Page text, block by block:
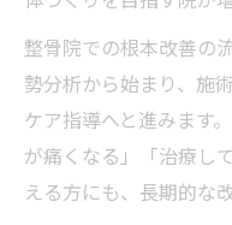
整骨院での根本改善の
勢分析から始まり、施
ケア指導へと進みます
が痛くなる」「治療し
える方にも、長期的な